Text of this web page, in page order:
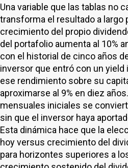
Una variable que las tablas no
transforma el resultado a largo
crecimiento del propio
del portafolio aumenta al 10%
con el historial de cinco años
inversor que entró con un yield
ese rendimiento sobre su
aproximarse al 9% en diez
mensuales iniciales se
sin que el inversor haya
Esta dinámica hace que la
hoy versus crecimiento del
para horizontes superiores a